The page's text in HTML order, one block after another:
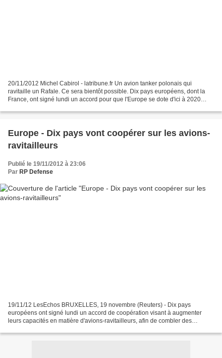
20/11/2012 Michel Cabirol - latribune.fr Un avion tanker polonais qui
ravitaille un Rafale. Ce sera bientôt possible. Dix pays européens, dont la
France, ont signé lundi un accord pour que l'Europe se dote d'ici à 2020
Europe - Dix pays vont coopérer sur les avions-
ravitailleurs
Publié le 19/11/2012 à 23:06
Par RP Defense
19/11/12 LesEchos BRUXELLES, 19 novembre (Reuters) - Dix pays
européens ont signé lundi un accord de coopération visant à augmenter
leurs capacités en matière d'avions-ravitailleurs, afin de combler des